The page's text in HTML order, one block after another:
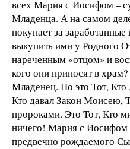
всех Мария с Иосифом –
Младенца. А на самом
покупает за
выкупить ими у Родного
нареченным «отцом» и
кого они приносят в
Младенец. Но это Тот, Кто
Кто давал Закон Моисею,
пророками. Это Тот, Кто
ничего! Мария с Иосифом
предвечно рождаемого